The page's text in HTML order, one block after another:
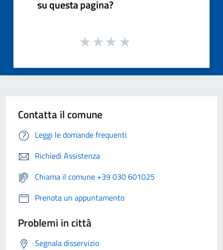
su questa pagina?
Contatta il comune
Leggi le domande frequenti
Richiedi Assistenza
Chiama il comune +39 030 601025
Prenota un appuntamento
Problemi in città
Segnala disservizio